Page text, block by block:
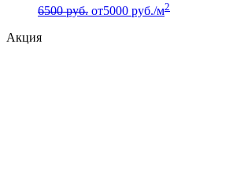
6500 руб. от5000 руб./м2
Акция